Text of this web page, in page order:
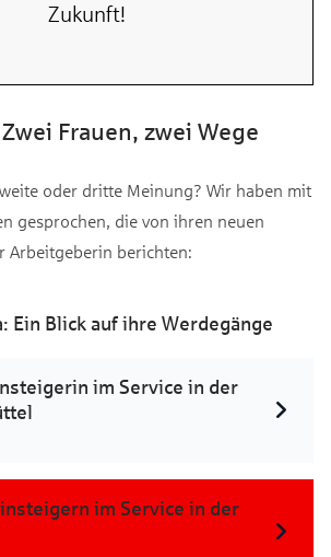
Zukunft!
Frauen, zwei Wege
oder dritte Meinung? Wir haben mit
gesprochen, die von ihren neuen
Arbeitgeberin berichten:
Ein Blick auf ihre Werdegänge
im Service in der
im Service in der